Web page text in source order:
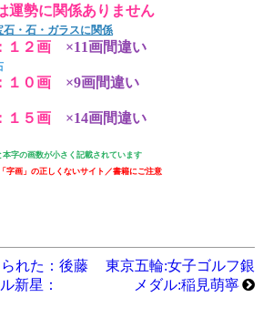
運勢に関係ありません
石・石・ガラスに関係
１２画 ×11画間違い
１０画 ×9画間違い
１５画 ×14画間違い
字の画数が小さく記載されています
字画」の正しくないサイト／書籍にご注意
れた：後藤
新星：
東京五輪:女子ゴルフ銀
メダル:稲見萌寧